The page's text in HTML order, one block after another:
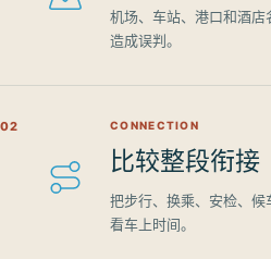
机场、车站、港口和酒
造成误判。
02 CONNECTION
比较整段衔接
把步行、换乘、安检、候
看车上时间。